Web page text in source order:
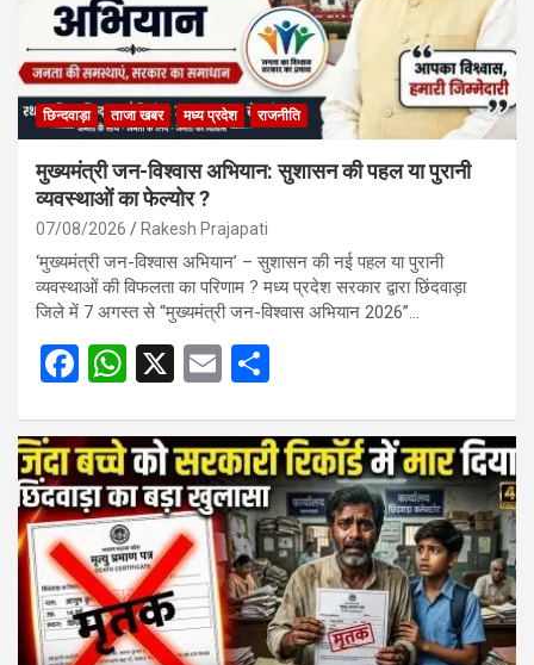
छिन्दवाड़ा ताजा खबर मध्य प्रदेश राजनीति
मुख्यमंत्री जन-विश्वास अभियान: सुशासन की पहल या पुरानी
व्यवस्थाओं का फेल्योर ?
07/08/2026 Rakesh Prajapati
‘मुख्यमंत्री जन-विश्वास अभियान’ – सुशासन की नई पहल या पुरानी
व्यवस्थाओं की विफलता का परिणाम ? मध्य प्रदेश सरकार द्वारा छिंदवाड़ा
जिले में 7 अगस्त से “मुख्यमंत्री जन-विश्वास अभियान 2026”…
F
ce
b
o
o
k
W
at
s
A
p
p
X
E
ail ar
e